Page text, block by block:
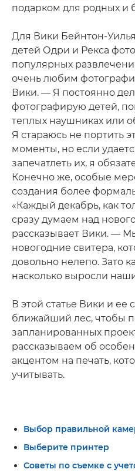
подарком для родных и
Для Вики Бейнтон-
детей Одри и Рекса
популярных
очень любим
Вики. — Я постоянно
фотографирую детей,
теплых наушниках или
Я стараюсь не портить
моменты, но если
запечатлеть их, я
Конечно же, особые
создания более
«Каждый декабрь, как
сразу думаем над
рассказывает Вики. —
новогодние свитера,
довольно нелепо. Зато
насколько выросли
В этой статье Вики и ее
ближайший лес, чтобы
запланированных
рассказываем об
акцентом на печать,
учитывать.
Выбор правильной
Выберите принтер
Советы по съемке с